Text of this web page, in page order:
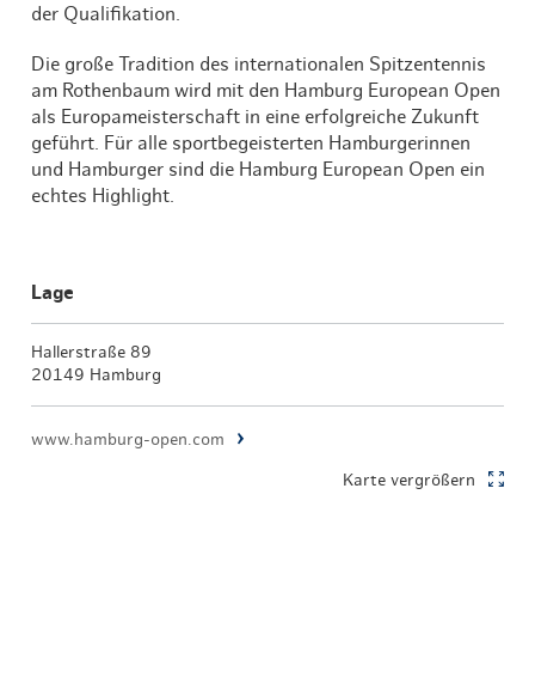
der Qualifikation.
Die große Tradition des internationalen Spitzentennis
am Rothenbaum wird mit den Hamburg European Open
als Europameisterschaft in eine erfolgreiche Zukunft
geführt. Für alle sportbegeisterten Hamburgerinnen
und Hamburger sind die Hamburg European Open ein
echtes Highlight.
Lage
Hallerstraße 89
20149 Hamburg
www.hamburg-open.com
Karte vergrößern